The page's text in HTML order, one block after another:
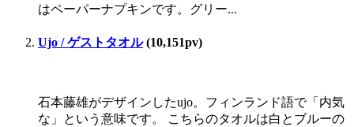
はペーパーナプキンです。グリー...
Ujo / ゲストタオル(10,151pv)
石本藤雄がデザインしたujo。フィンランド語で「内気
な」という意味です。 こちらのタオルは白とブルーの